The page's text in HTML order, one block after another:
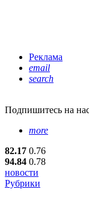
Реклама
email
search
Подпишитесь на
more
82.17 0.76
94.84 0.78
новости
Рубрики